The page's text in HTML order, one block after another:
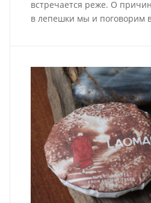
встречается реже. О
в лепешки мы и поговорим